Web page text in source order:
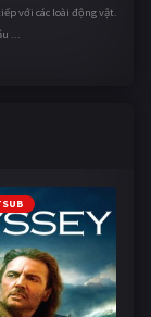
với các loài động vật.
...